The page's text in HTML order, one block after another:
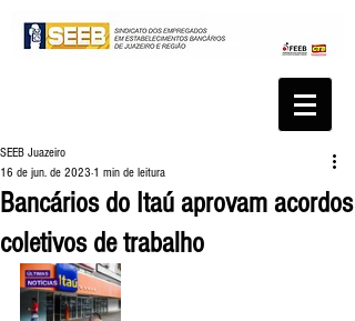
Bancários do Itaú aprovam acordos
coletivos de trabalho
SEEB Juazeiro
16 de jun. de 2023 1 min de leitura